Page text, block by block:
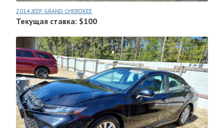
2014 JEEP GRAND CHEROKEE
Текущая ставка: $100